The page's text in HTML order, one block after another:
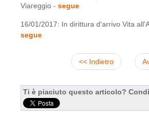
Viareggio - segue
16/01/2017: In dirittura d'arrivo Vita
segue
<< Indietro
Ti è piaciuto questo articolo?